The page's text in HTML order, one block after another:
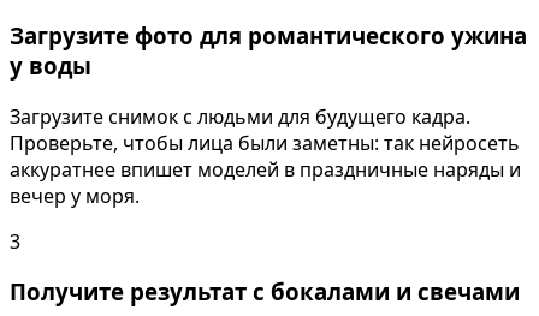
Загрузите фото для романтического ужина
у воды
Загрузите снимок с людьми для будущего кадра.
Проверьте, чтобы лица были заметны: так нейросеть
аккуратнее впишет моделей в праздничные наряды и
вечер у моря.
3
Получите результат с бокалами и свечами